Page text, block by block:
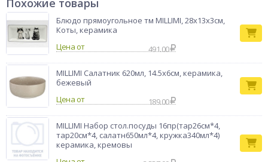
повышенной прочностью и долго сохраняет тепло. Легко
очищается от чайного налета, устойчиво к царапинам и
сколам при аккуратном использовании.
Бренд
Похожие товары
Блюдо прямоугольное тм MILLIMI, 28х13х3см,
Коты, керамика
Цена от
491.00
MILLIMI Салатник 620мл, 14.5х6см, керамика,
бежевый
Цена от
189.00
MILLIMI Набор стол.посуды 16пр(тар26см*4,
тар20см*4, салатн650мл*4, кружка340мл*4)
керамика, кремовы